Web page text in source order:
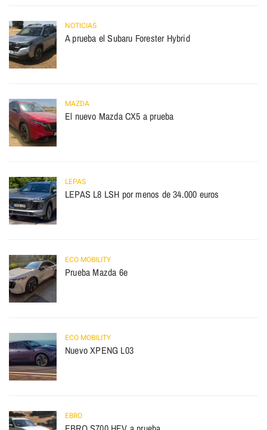
NOTICIAS
A prueba el Subaru Forester Hybrid
MAZDA
El nuevo Mazda CX5 a prueba
LEPAS
LEPAS L8 LSH por menos de 34.000 euros
ECO MOBILITY
Prueba Mazda 6e
ECO MOBILITY
Nuevo XPENG L03
EBRO